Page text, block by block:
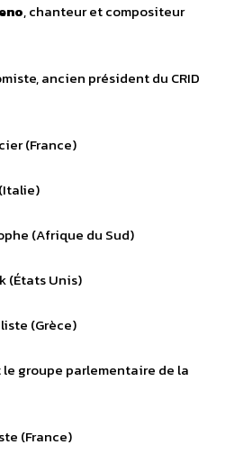
, chanteur et compositeur
ancien président du CRID
(France)
(Afrique du Sud)
(États Unis)
(Grèce)
le groupe parlementaire de la
(France)